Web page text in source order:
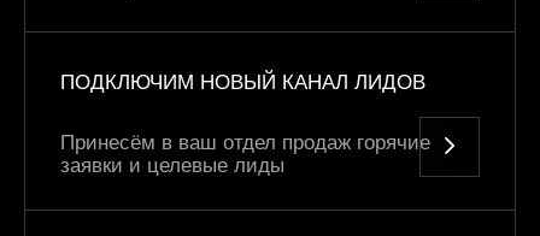
ПОДКЛЮЧИМ НОВЫЙ КАНАЛ ЛИДОВ
Принесём в ваш отдел продаж горячие
заявки и целевые лиды